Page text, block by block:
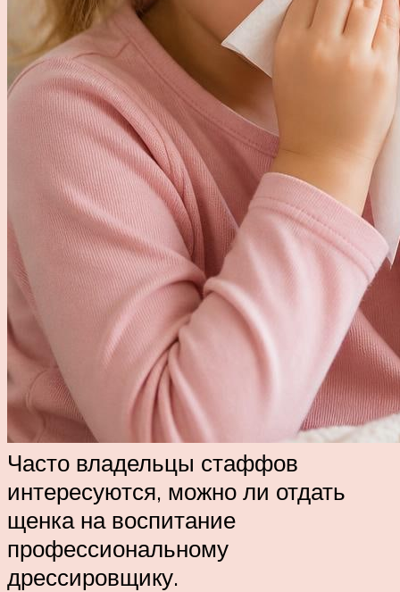
Часто владельцы стаффов
интересуются, можно ли отдать
щенка на воспитание
профессиональному
дрессировщику.